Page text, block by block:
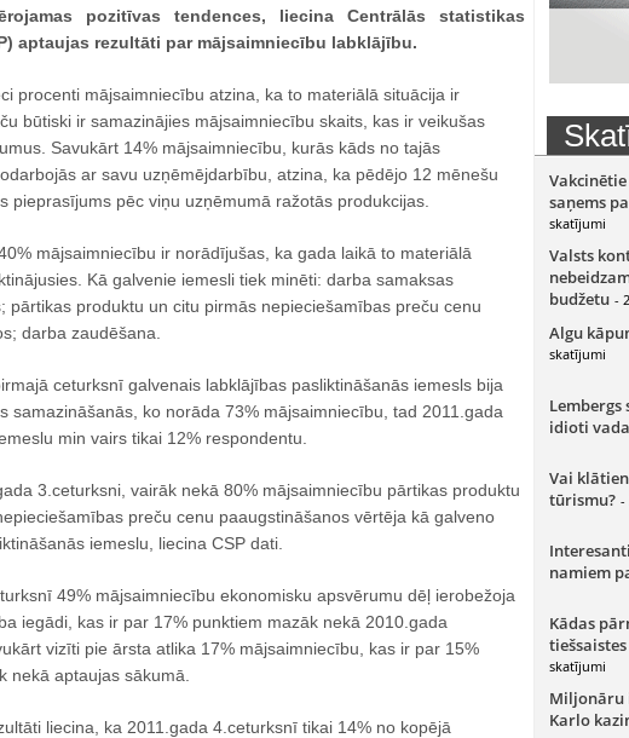
pozitīvas tendences, liecina Centrālās statistikas
aptaujas rezultāti par mājsaimniecību labklājību.
procenti mājsaimniecību atzina, ka to materiālā situācija ir
būtiski ir samazinājies mājsaimniecību skaits, kas ir veikušas
Savukārt 14% mājsaimniecību, kurās kāds no tajās
ar savu uzņēmējdarbību, atzina, ka pēdējo 12 mēnešu
pieprasījums pēc viņu uzņēmumā ražotās produkcijas.
mājsaimniecību ir norādījušas, ka gada laikā to materiālā
Kā galvenie iemesli tiek minēti: darba samaksas
pārtikas produktu un citu pirmās nepieciešamības preču cenu
darba zaudēšana.
ceturksnī galvenais labklājības pasliktināšanās iemesls bija
samazināšanās, ko norāda 73% mājsaimniecību, tad 2011.gada
min vairs tikai 12% respondentu.
3.ceturksni, vairāk nekā 80% mājsaimniecību pārtikas produktu
preču cenu paaugstināšanos vērtēja kā galveno
iemeslu, liecina CSP dati.
49% mājsaimniecību ekonomisku apsvērumu dēļ ierobežoja
iegādi, kas ir par 17% punktiem mazāk nekā 2010.gada
vizīti pie ārsta atlika 17% mājsaimniecību, kas ir par 15%
nekā aptaujas sākumā.
liecina, ka 2011.gada 4.ceturksnī tikai 14% no kopējā
saņems
skatījumi
Valsts
budžetu -
Algu
skatījumi
Lembergs
idioti
Vai
tūrismu? -
namiem
Kādas
skatījumi
Miljonāru
Karlo